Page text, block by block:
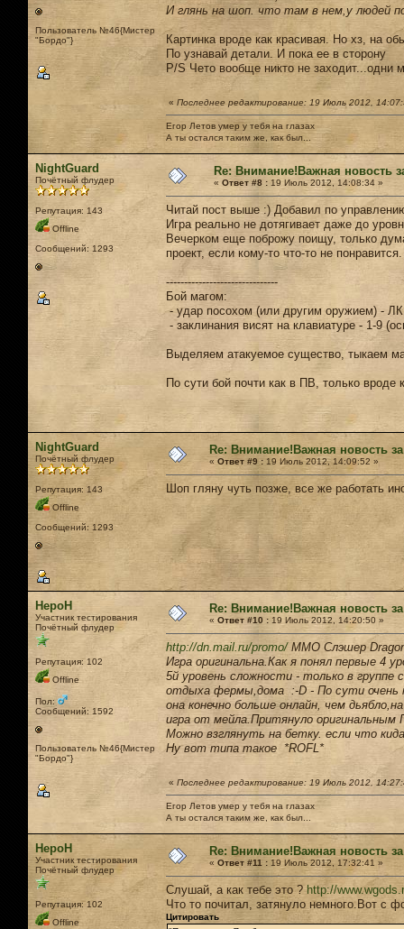
Пользователь №46{Мистер
"Бордо"}
И глянь на шоп. что там в нем,у людей
Картинка вроде как красивая. Но хз, на
По узнавай детали. И пока ее в сторону
P/S Чето вообще никто не
« Последнее редактирование: 19 Июль 2012,
Егор Летов умер у тебя на глазах
А ты остался таким же, как был...
NightGuard
Почётный флудер
Репутация: 143
Offline
Сообщений: 1293
Re: Внимание!Важная новость
« Ответ #8 : 19 Июль 2012, 14:08:34 »
Читай пост выше :) Добавил по
Игра реально не дотягивает даже до
Вечерком еще поброжу поищу, только
проект, если кому-то что-то не понравится.
-------------------------------
Бой магом:
- удар посохом (или другим оружием) -
- заклинания висят на клавиатуре - 1-9
Выделяем атакуемое существо, тыкаем
По сути бой почти как в ПВ, только вроде
NightGuard
Почётный флудер
Репутация: 143
Offline
Сообщений: 1293
Re: Внимание!Важная новость
« Ответ #9 : 19 Июль 2012, 14:09:52 »
Шоп гляну чуть позже, все же работать
НероН
Участник тестирования
Почётный флудер
Репутация: 102
Offline
Пол:
Сообщений: 1592
Пользователь №46{Мистер
"Бордо"}
Re: Внимание!Важная новость
« Ответ #10 : 19 Июль 2012, 14:20:50 »
http://dn.mail.ru/promo/ММО Слэшер
Игра оригинальна.Как я понял первые 4
5й уровень сложности - только в
отдыха фермы,дома :-D - По сути
она конечно больше онлайн, чем
игра от мейла.Притянуло оригинальным
Можно взглянуть на бетку. если что
Ну вот типа такое *ROFL*
« Последнее редактирование: 19 Июль 2012,
Егор Летов умер у тебя на глазах
А ты остался таким же, как был...
НероН
Участник тестирования
Почётный флудер
Репутация: 102
Offline
Re: Внимание!Важная новость
« Ответ #11 : 19 Июль 2012, 17:32:41 »
Слушай, а как тебе это ?http://
Что то почитал, затянуло немного.Вот с
Цитировать